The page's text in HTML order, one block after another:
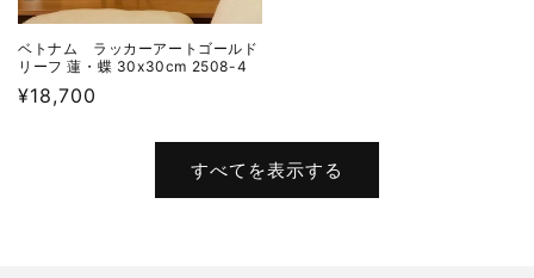
ベトナム ラッカーアートゴールド
リーフ 蓮・蝶 30x30cm 2508-4
通
¥18,700
すべてを表示する